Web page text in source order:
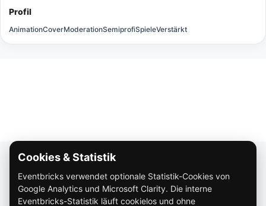
Profil
AnimationCoverModerationSemiprofiSpieleVerstärkt
Über Eventbricks
So funktioniert Eventbricks
Impressum
Cookies & Statistik
Eventbricks verwendet optionale Statistik-Cookies von
Google Analytics und Microsoft Clarity. Die interne
Eventbricks-Statistik läuft cookielos und ohne